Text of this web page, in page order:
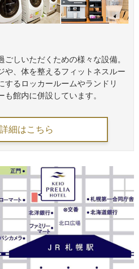
ごしいただくための様々な設備。
や、体を整えるフィットネスルー
するロッカールームやランドリ
も館内に併設しています。
詳細はこちら